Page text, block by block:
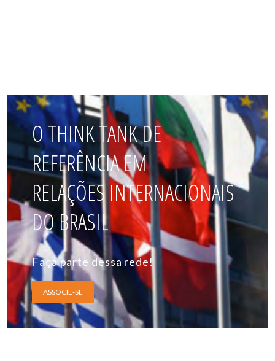
O THINK TANK DE
REFERÊNCIA EM
RELAÇÕES INTERNACIONAIS
DO BRASIL
Faça parte dessa rede!
ASSOCIE-SE